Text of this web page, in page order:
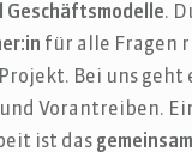
Geschäftsmodelle.
für alle Fragen
Bei uns geht
Vorantreiben.
ist das